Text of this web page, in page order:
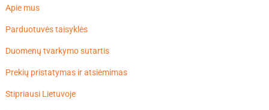
Apie mus
Parduotuvės taisyklės
Duomenų tvarkymo sutartis
Prekių pristatymas ir atsiėmimas
Stipriausi Lietuvoje